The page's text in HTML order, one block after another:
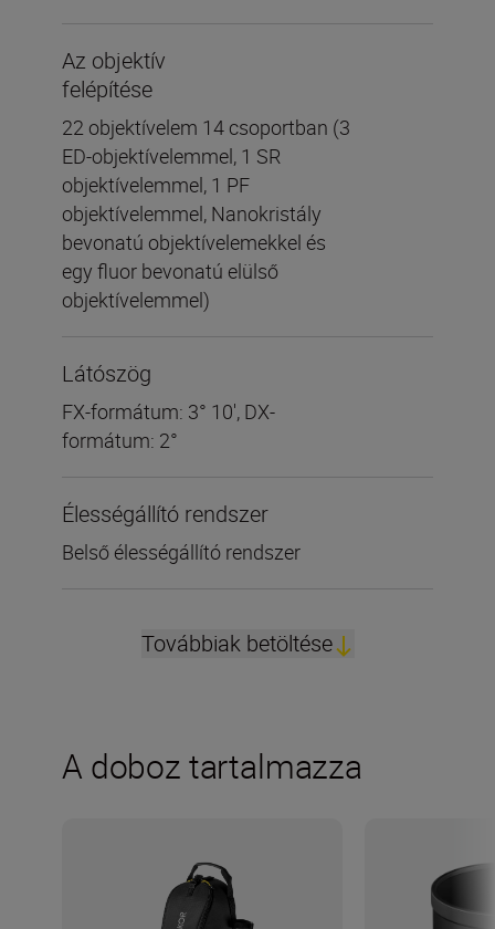
Az objektív
felépítése
22 objektívelem 14 csoportban (3
ED-objektívelemmel, 1 SR
objektívelemmel, 1 PF
objektívelemmel, Nanokristály
bevonatú objektívelemekkel és
egy fluor bevonatú elülső
objektívelemmel)
Látószög
FX-formátum: 3° 10', DX-
formátum: 2°
Élességállító rendszer
Belső élességállító rendszer
Továbbiak betöltése
A doboz tartalmazza